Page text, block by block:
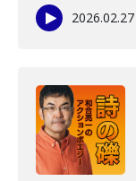
2026.02.27